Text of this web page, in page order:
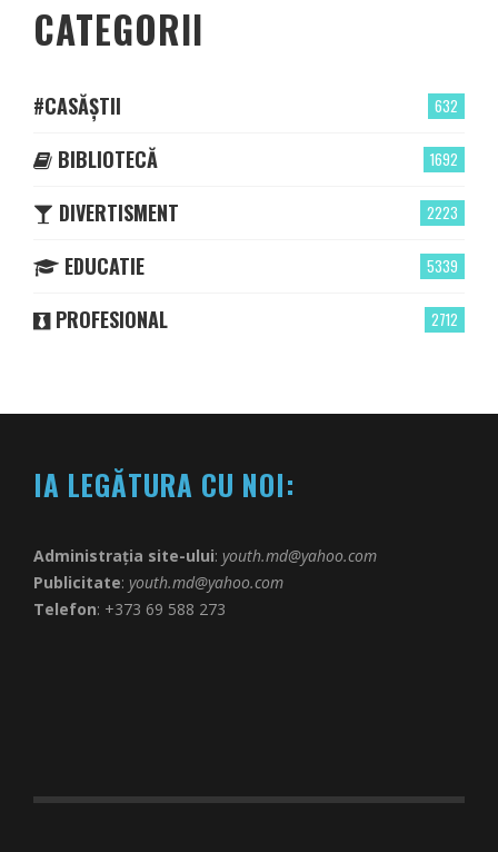
CATEGORII
632
#CASĂȘTII
1692
BIBLIOTECĂ
2223
DIVERTISMENT
5339
EDUCATIE
2712
PROFESIONAL
IA LEGĂTURA CU NOI:
Administrația site-ului: youth.md@yahoo.com
Publicitate: youth.md@yahoo.com
Telefon: +373 69 588 273